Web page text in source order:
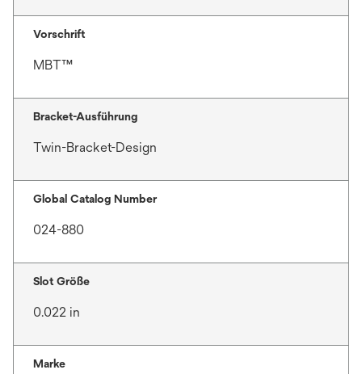
Vorschrift
MBT™
Bracket-Ausführung
Twin-Bracket-Design
Global Catalog Number
024-880
Slot Größe
0.022 in
Marke